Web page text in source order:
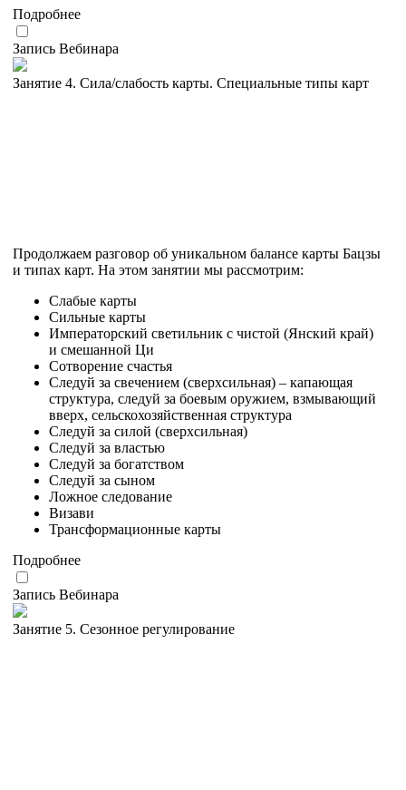
Подробнее
Запись Вебинара
Занятие 4. Сила/слабость карты. Специальные типы карт
Продолжаем разговор об уникальном балансе карты Бацзы
и типах карт. На этом занятии мы рассмотрим:
Слабые карты
Сильные карты
Императорский светильник с чистой (Янский край)
и смешанной Ци
Сотворение счастья
Следуй за свечением (сверхсильная) – капающая
структура, следуй за боевым оружием, взмывающий
вверх, сельскохозяйственная структура
Следуй за силой (сверхсильная)
Следуй за властью
Следуй за богатством
Следуй за сыном
Ложное следование
Визави
Трансформационные карты
Подробнее
Запись Вебинара
Занятие 5. Сезонное регулирование